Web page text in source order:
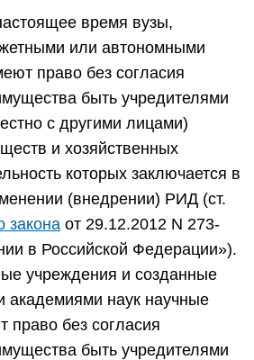
время вузы,
или автономными
право без согласия
быть учредителями
с другими лицами)
и хозяйственных
которых заключается в
(внедрении) РИД (ст.
закона от 29.12.2012 N 273-
в Российской Федерации»).
учреждения и созданные
академиями наук научные
право без согласия
быть учредителями